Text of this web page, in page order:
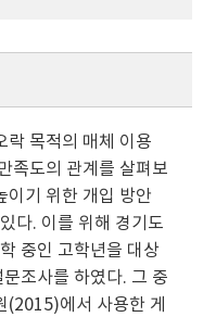
락 목적의 매체 이용
족도의 관계를 살펴보
이기 위한 개입 방안
다. 이를 위해 경기도
중인 고학년을 대상
조사를 하였다. 그 중
(2015)에서 사용한 게